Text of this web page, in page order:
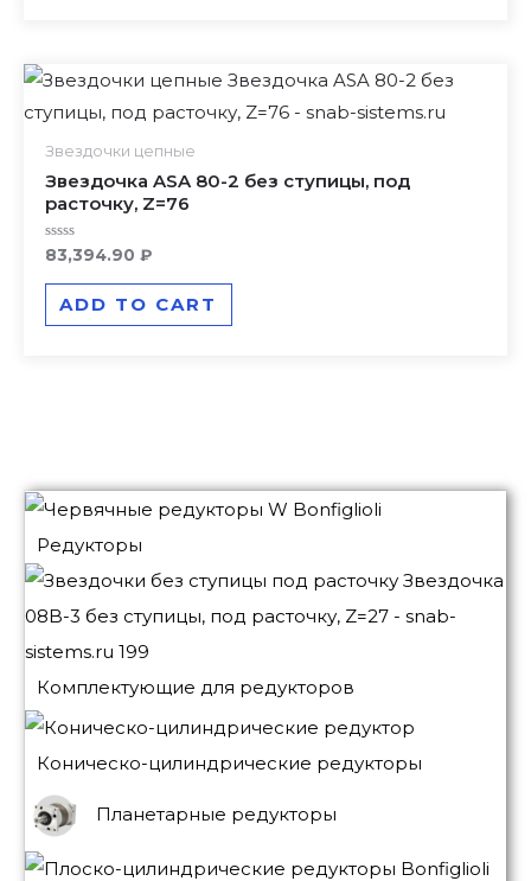
Редукторы
Комплектующие для редукторов
Коническо-цилиндрические редукторы
Планетарные редукторы
Звездочки цепные
Звездочка ASA 80-2 без ступицы, под
расточку, Z=76
Rated
out
83,394.90 ₽
ADD TO CART